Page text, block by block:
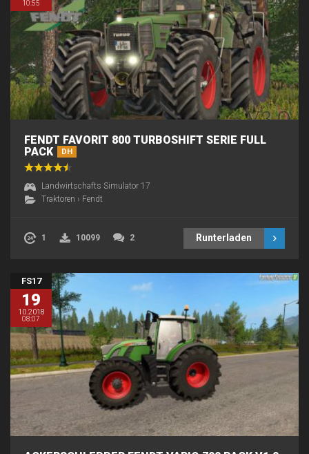
10:55
FENDT FAVORIT 800 TURBOSHIFT SERIE FULL
PACK
DH
Landwirtschafts Simulator 17
Traktoren › Fendt
1 10099 2 Runterladen
FS17
19
10.2018
08:07